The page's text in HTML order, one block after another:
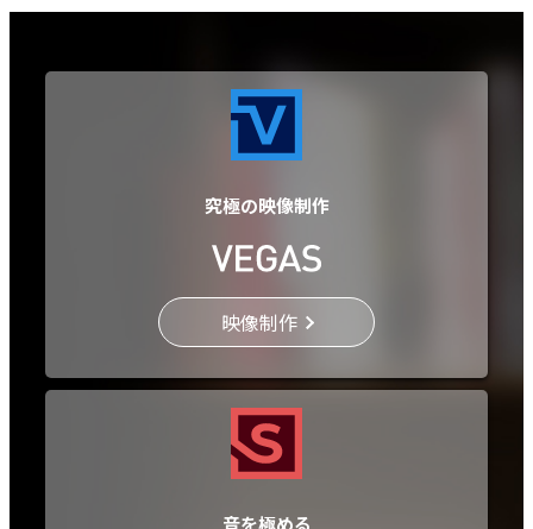
究極の映像制作
映像制作